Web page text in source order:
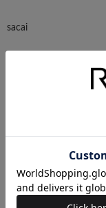
sacai
N.HOOLYWOOD